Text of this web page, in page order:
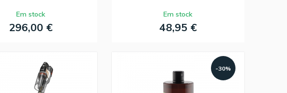
Em stock
296,00 €
Em stock
48,95 €
-30%